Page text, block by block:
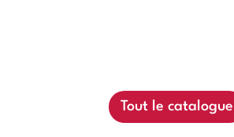
Tout le catalogue